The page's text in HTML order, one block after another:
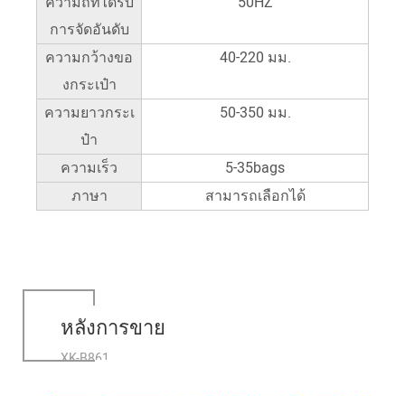
การจัดอันดับ
ความกว้างขอ
งกระเป๋า
40-220 มม.
ความยาวกระเ
ป๋า
50-350 มม.
ความเร็ว
5-35bags
ภาษา
สามารถเลือกได้
หลังการขาย
XK-B861